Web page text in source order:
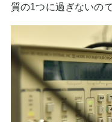
質の1つに過ぎないので